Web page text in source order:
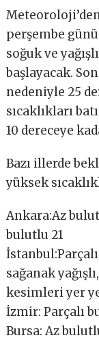
perşembe
soğuk ve
başlayacak.
nedeniyle 25
sıcaklıkları
10 dereceye
Bazı illerde
yüksek
Ankara:Az
bulutlu 21
sağanak
kesimleri yer
İzmir: Parçalı
Bursa: Az